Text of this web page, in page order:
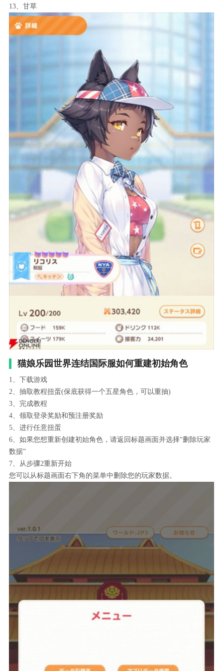
13、甘草
猫娘乐园世界连结国际服如何重建初始角色
1、下载游戏
2、抽取教程扭蛋(保底获得一个五星角色，可以重抽)
3、完成教程
4、领取登录奖励和预注册奖励
5、进行任意扭蛋
6、如果您想重新创建初始角色，请返回标题画面并选择“删除玩家
数据”
7、从步骤2重新开始
您可以从标题画面右下角的菜单中删除您的玩家数据。